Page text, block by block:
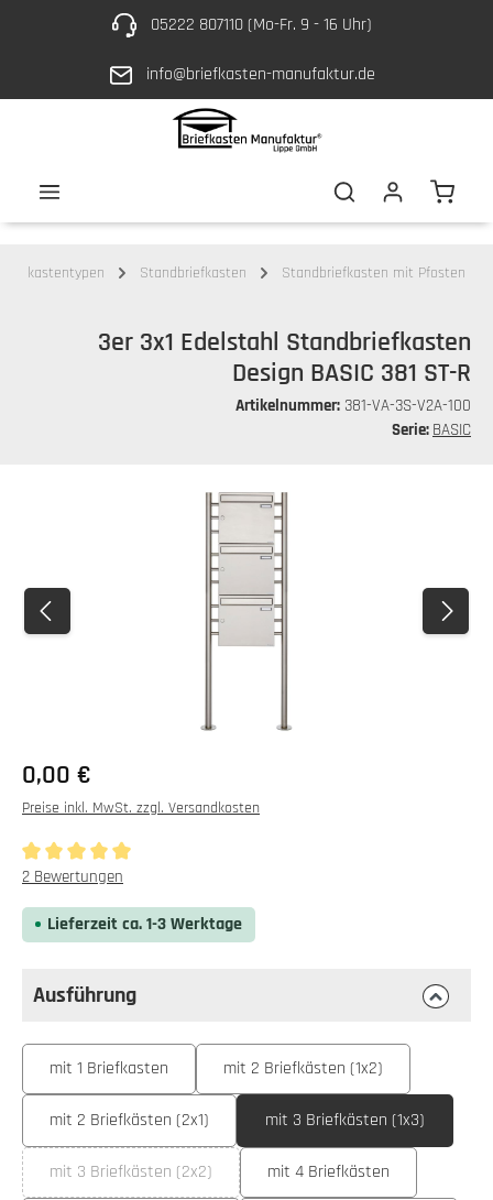
Zum Hauptinhalt springen05222 807110 (Mo-Fr. 9 - 16 Uhr)
info@briefkasten-manufaktur.de
Briefkastentypen Standbriefkasten Standbriefkasten mit Pfosten
3er 3x1 Edelstahl Standbriefkasten
Design BASIC 381 ST-R
Artikelnummer: 381-VA-3S-V2A-100
Serie: BASIC
0,00 €
Preise inkl. MwSt. zzgl. Versandkosten
Durchschnittliche Bewertung von 5 von 5 Sternen
2 Bewertungen
Lieferzeit ca. 1-3 Werktage
Ausführung
Ausführungauswählen
mit 1 Briefkasten mit 2 Briefkästen (1x2)
mit 2 Briefkästen (2x1) mit 3 Briefkästen (1x3)
mit 3 Briefkästen (2x2)
(Diese Option ist zurzeit nicht verfügbar.)
mit 4 Briefkästen